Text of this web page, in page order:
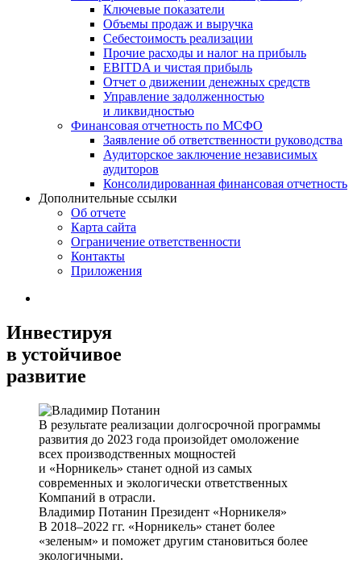
Ключевые показатели
Объемы продаж и выручка
Себестоимость реализации
Прочие расходы и налог на прибыль
EBITDA и чистая прибыль
Отчет о движении денежных средств
Управление задолженностью
и ликвидностью
Финансовая отчетность по МСФО
Заявление об ответственности руководства
Аудиторское заключение независимых
аудиторов
Консолидированная финансовая отчетность
Дополнительные ссылки
Об отчете
Карта сайта
Ограничение ответственности
Контакты
Приложения
Инвестируя
в устойчивое
развитие
В результате реализации долгосрочной программы
развития до 2023 года произойдет омоложение
всех производственных мощностей
и «Норникель» станет одной из самых
современных и экологически ответственных
Компаний в отрасли.
Владимир Потанин Президент «Норникеля»
В 2018–2022 гг. «Норникель» станет более
«зеленым» и поможет другим становиться более
экологичными.